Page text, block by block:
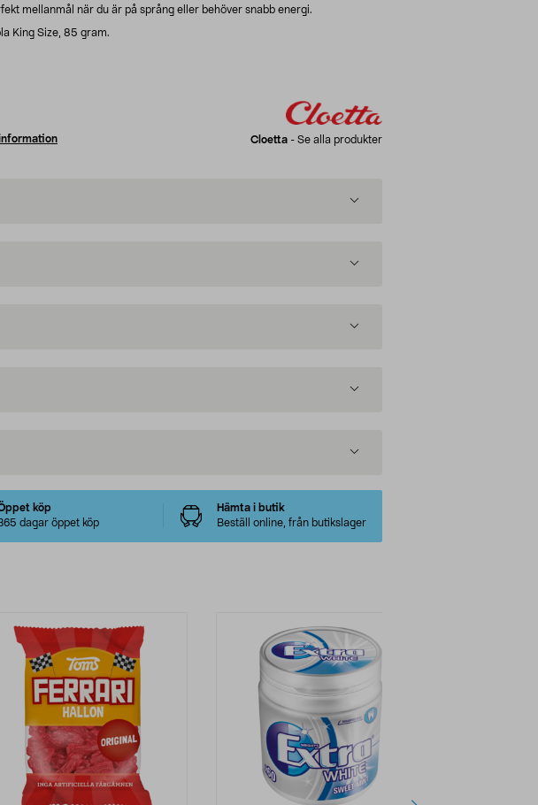
mellanmål när du är på språng eller behöver snabb energi.
King Size, 85 gram.
Cloetta - Se alla produkter
köp
dagar öppet köp
Hämta i butik
Beställ online, från butikslager